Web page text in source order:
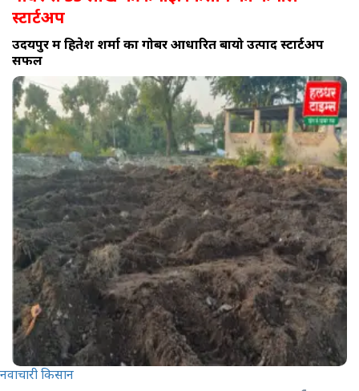
स्टार्टअप
उदयपुर में हितेश शर्मा का गोबर आधारित बायो उत्पाद स्टार्टअप
सफल
नवाचारी किसान